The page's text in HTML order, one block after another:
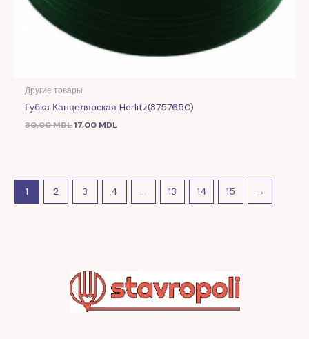
Другие товары
Губка Канцелярская Herlitz(8757650)
30,00MDL17,00 MDL
1 2 3 4 … 13 14 15 →